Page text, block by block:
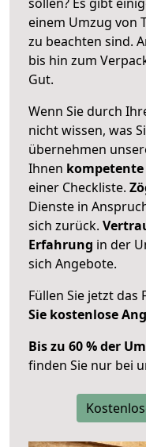
einem Umzug von
zu beachten sind.
bis hin zum
Gut.
Wenn Sie durch
nicht wissen, was
übernehmen
Ihnen
einer Checkliste.
Dienste in
sich zurück.
Erfahrung in der
sich Angebote.
Füllen Sie jetzt das
Sie kostenlose
Bis zu 60 % der
finden Sie nur bei